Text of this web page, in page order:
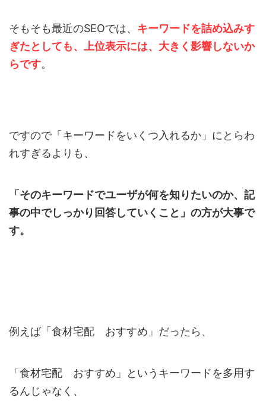
そもそも最近のSEOでは、 キーワードを詰め込みす
ぎたとしても、上位表示には、大きく影響しないか
らです。
ですので「キーワードをいくつ入れるか」にとらわ
れすぎるよりも、
「そのキーワードでユーザが何を知りたいのか、記
事の中でしっかり回答していくこと」の方が大事で
す。
例えば「食材宅配 おすすめ」だったら、
「食材宅配 おすすめ」というキーワードを多用す
るんじゃなく、